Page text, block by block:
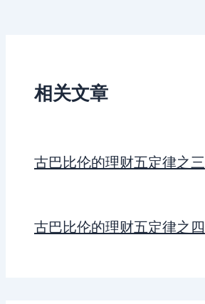
相关文章
古巴比伦的理财五定律之三
古巴比伦的理财五定律之四